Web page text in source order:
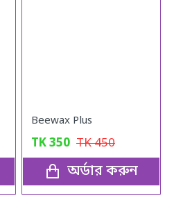
Beewax Plus
TK350 TK450
অর্ডার করুন